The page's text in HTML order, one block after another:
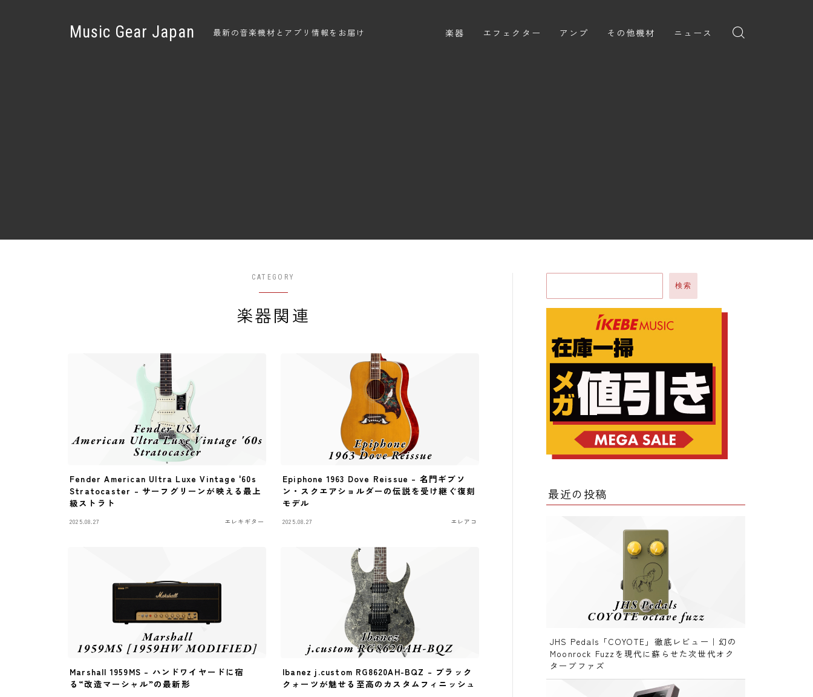
Music Gear Japan 最新の音楽機材とアプリ情報をお届け 楽器 エフェクター
フィルター
マルチエフェクター
アンプ その他機材 ニュース
CATEGORY
楽器関連
Fender American Ultra Luxe Vintage '60s
Stratocaster – サーフグリーンが映える最上
級ストラト
2025.08.27 エレキギター
Epiphone 1963 Dove Reissue – 名門ギブソ
ン・スクエアショルダーの伝説を受け継ぐ復刻
モデル
2025.08.27 エレアコ
Marshall 1959MS – ハンドワイヤードに宿
る“改造マーシャル”の最新形
Ibanez j.custom RG8620AH-BQZ – ブラック
クォーツが魅せる至高のカスタムフィニッシュ
検索
最近の投稿
JHS Pedals「COYOTE」徹底レビュー｜幻の
Moonrock Fuzzを現代に蘇らせた次世代オク
ターブファズ